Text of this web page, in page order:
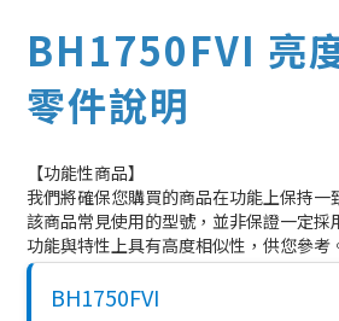
BH1750FVI 亮
零件說明
【功能性商品】
我們將確保您購買的商品在功能上保持一
該商品常見使用的型號，並非保證一定採
功能與特性上具有高度相似性，供您參考
BH1750FVI